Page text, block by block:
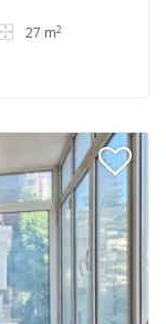
27 m2